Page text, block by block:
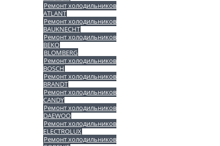
Ремонт холодильников
ATLANT
Ремонт холодильников
BAUKNECHT
Ремонт холодильников
BEKO
BLOMBERG
Ремонт холодильников
BOSCH
Ремонт холодильников
BRANDT
Ремонт холодильников
CANDY
Ремонт холодильников
DAEWOO
Ремонт холодильников
ELECTROLUX
Ремонт холодильников